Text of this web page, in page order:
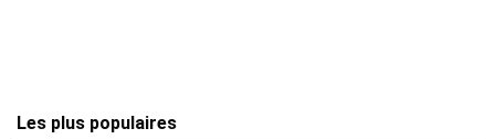
Les plus populaires